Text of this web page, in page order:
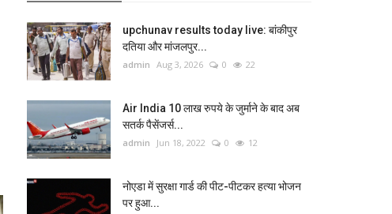
upchunav results today live: बांकीपुर
दतिया और मांजलपुर...
admin Aug 3, 2026 0 22
Air India 10 लाख रुपये के जुर्माने के बाद अब
सतर्क पैसेंजर्स...
admin Jun 18, 2022 0 12
नोएडा में सुरक्षा गार्ड की पीट-पीटकर हत्या भोजन
पर हुआ...